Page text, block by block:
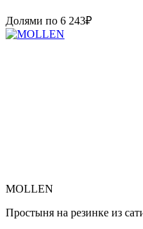
Долями по 6 243₽
MOLLEN
Простыня на резинке из